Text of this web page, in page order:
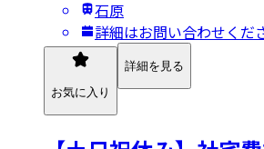
石原
詳細はお問い合わせくだ
お気に入り
詳細を見る